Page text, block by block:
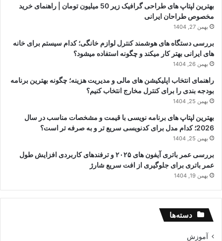
بهترین لپتاپ های طراحی گرافیک زیر 50 میلیون تومان | راهنمای خرید
مخصوص طراحان ایرانی
بهمن 27, 1404
بررسی دستگاه های هوشمند کنترل لوازم خانگی؛ کدام سیستم برای خانه
های ایرانی بهتر کار میکند و چگونه استفاده میشود؟
بهمن 26, 1404
راهنمای انتخاب اپلیکیشن های مالی و مدیریت هزینه؛ چگونه بهترین برنامه
بودجه بندی را برای کنترل مخارج انتخاب کنیم؟
بهمن 25, 1404
بهترین لپتاپ های برنامه نویسی با قیمت و مشخصات مناسب در سال
2026؛ کدام مدل برای کدنویسی سریع تر و به صرفه تر است؟
بهمن 25, 1404
بررسی عمر باتری آیفون های ۲۰۲۵ و ترفندهای کاربردی افزایش طول
عمر باتری برای جلوگیری از افت سریع شارژ
بهمن 19, 1404
دسته‌ها
آموزش